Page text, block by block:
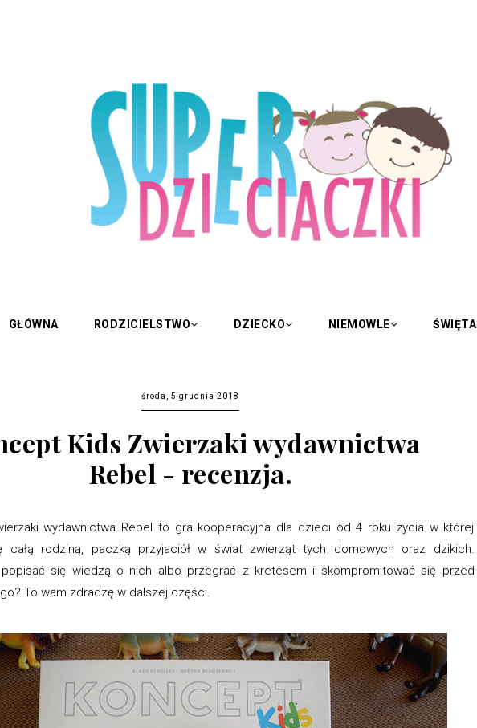
GŁÓWNA RODZICIELSTWO DZIECKO NIEMOWLE ŚWIĘTA
środa, 5 grudnia 2018
Kids Zwierzaki wydawnictwa
Rebel - recenzja.
wydawnictwa Rebel to gra kooperacyjna dla dzieci od 4 roku życia w której
całą rodziną, paczką przyjaciół w świat zwierząt tych domowych oraz dzikich.
popisać się wiedzą o nich albo przegrać z kretesem i skompromitować się przed
To wam zdradzę w dalszej części.